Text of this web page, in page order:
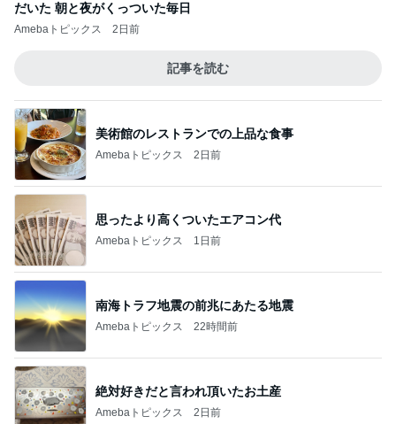
だいた 朝と夜がくっついた毎日
Amebaトピックス 2日前
記事を読む
美術館のレストランでの上品な食事
Amebaトピックス 2日前
思ったより高くついたエアコン代
Amebaトピックス 1日前
南海トラフ地震の前兆にあたる地震
Amebaトピックス 22時間前
絶対好きだと言われ頂いたお土産
Amebaトピックス 2日前